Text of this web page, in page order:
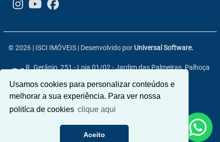
Usamos cookies para personalizar conteúdos e
melhorar a sua experiência. Para ver nossa
politíca de cookies clique aqui
Aceito
© 2026 | ISCI IMÓVEIS | Desenvolvido por Universal Software.
R. Gerânio, 251 - Loja 01/02 - Jardim das Palmeiras, Palhoça